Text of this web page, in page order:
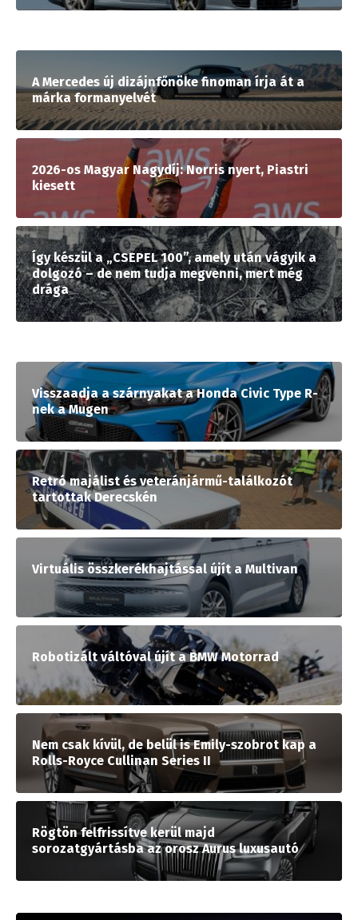
A Mercedes új dizájnfőnöke finoman írja át a
márka formanyelvét
2026-os Magyar Nagydíj: Norris nyert, Piastri
kiesett
Így készül a „CSEPEL 100”, amely után vágyik a
dolgozó – de nem tudja megvenni, mert még
drága
Visszaadja a szárnyakat a Honda Civic Type R-
nek a Mugen
Retró majálist és veteránjármű-találkozót
tartottak Derecskén
Virtuális összkerékhajtással újít a Multivan
Robotizált váltóval újít a BMW Motorrad
Nem csak kívül, de belül is Emily-szobrot kap a
Rolls-Royce Cullinan Series II
Rögtön felfrissítve kerül majd
sorozatgyártásba az orosz Aurus luxusautó